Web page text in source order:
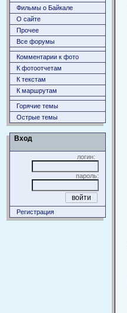
Фильмы о Байкале
О сайте
Прочее
Все форумы
Комментарии к фото
К фотоотчетам
К текстам
К маршрутам
Горячие темы
Острые темы
Вход
логин:
пароль:
Регистрация